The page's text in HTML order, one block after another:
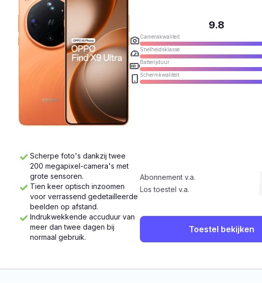
9.8
Camerakwaliteit
Snelheidsklasse
Batterijduur
Schermkwaliteit
Scherpe foto's dankzij twee
200 megapixel-camera's met
grote sensoren.
Tien keer optisch inzoomen
voor verrassend gedetailleerde
beelden op afstand.
Indrukwekkende accuduur van
meer dan twee dagen bij
normaal gebruik.
Abonnement v.a.
Los toestel v.a.
Toestel bekijken